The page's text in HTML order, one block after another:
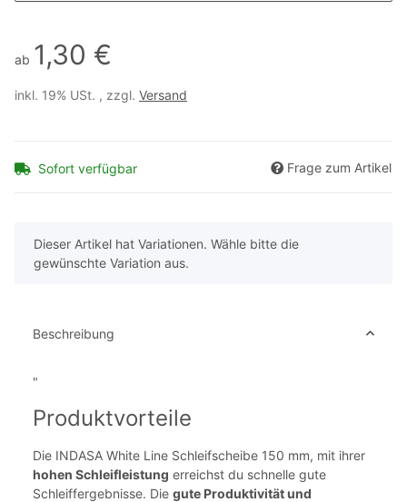
ab 1,30 €
inkl. 19% USt. , zzgl. Versand
Sofort verfügbar Frage zum Artikel
x
Dieser Artikel hat Variationen. Wähle bitte die
gewünschte Variation aus.
Beschreibung
"
Produktvorteile
Die INDASA White Line Schleifscheibe 150 mm, mit ihrer
hohen Schleifleistung erreichst du schnelle gute
Schleiffergebnisse. Die gute Produktivität und